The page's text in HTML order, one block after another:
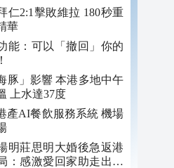
2:1擊敗維拉 180秒重
華
能：可以「撤回」你的
豚」影響 本港多地中午
上水達37度
產AI餐飲服務系統 機場
明莊思明大婚後急返港
：感激愛回家助走出低